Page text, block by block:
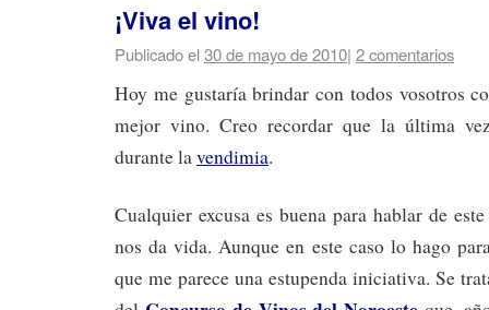
¡Viva el vino!
Publicado el30 de mayo de 2010| 2 comentarios
Hoy me gustaría brindar con todos vosotros
mejor vino. Creo recordar que la última
durante lavendimia.
Cualquier excusa es buena para hablar de
nos da vida. Aunque en este caso lo hago
que me parece una estupenda iniciativa. Se